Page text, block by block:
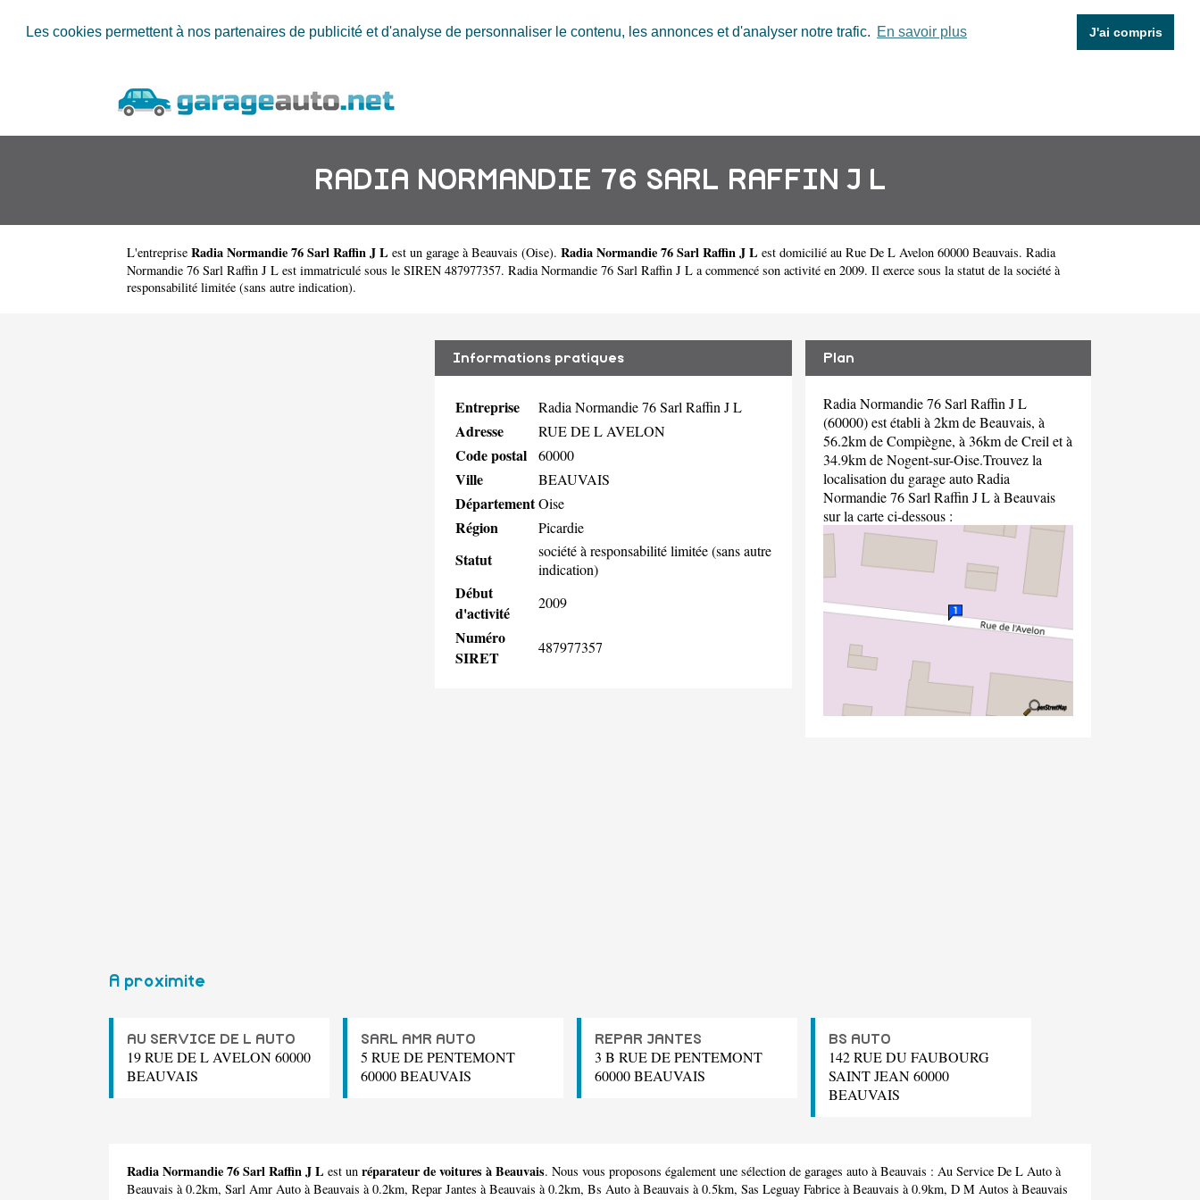
Les cookies permettent à nos partenaires de publicité et d'analyse de personnaliser le contenu, les annonces et d'analyser notre trafic. En savoir plus J'ai compris
RADIA NORMANDIE 76 SARL RAFFIN J L
L'entreprise Radia Normandie 76 Sarl Raffin J L est un garage à Beauvais (Oise). Radia Normandie 76 Sarl Raffin J L est domicilié au Rue De L Avelon 60000 Beauvais. Radia
Normandie 76 Sarl Raffin J L est immatriculé sous le SIREN 487977357. Radia Normandie 76 Sarl Raffin J L a commencé son activité en 2009. Il exerce sous la statut de la société à
responsabilité limitée (sans autre indication).
Informations pratiques
Entreprise Radia Normandie 76 Sarl Raffin J L
Adresse RUE DE L AVELON
Code postal 60000
Ville BEAUVAIS
DépartementOise
Région Picardie
Statut
société à responsabilité limitée (sans autre
indication)
Début
d'activité
2009
Numéro
SIRET
487977357
Plan
Radia Normandie 76 Sarl Raffin J L
(60000) est établi à 2km de Beauvais, à
56.2km de Compiègne, à 36km de Creil et à
34.9km de Nogent-sur-Oise.Trouvez la
localisation du garage auto Radia
Normandie 76 Sarl Raffin J L à Beauvais
sur la carte ci-dessous :
A proximite
AU SERVICE DE L AUTO
19 RUE DE L AVELON 60000
BEAUVAIS
SARL AMR AUTO
5 RUE DE PENTEMONT
60000 BEAUVAIS
REPAR JANTES
3 B RUE DE PENTEMONT
60000 BEAUVAIS
BS AUTO
142 RUE DU FAUBOURG
SAINT JEAN 60000
BEAUVAIS
Radia Normandie 76 Sarl Raffin J L est un réparateur de voitures à Beauvais. Nous vous proposons également une sélection de garages auto à Beauvais : Au Service De L Auto à
Beauvais à 0.2km, Sarl Amr Auto à Beauvais à 0.2km, Repar Jantes à Beauvais à 0.2km, Bs Auto à Beauvais à 0.5km, Sas Leguay Fabrice à Beauvais à 0.9km, D M Autos à Beauvais